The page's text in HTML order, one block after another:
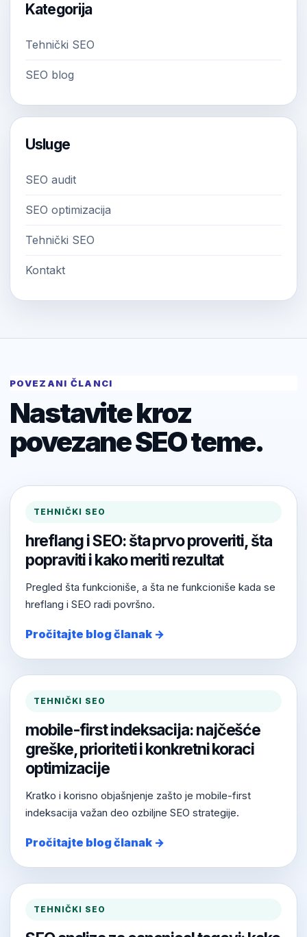
Kategorija
Tehnički SEO
SEO blog
Usluge
SEO audit
SEO optimizacija
Tehnički SEO
Kontakt
POVEZANI ČLANCI
Nastavite kroz
povezane SEO teme.
TEHNIČKI SEO
hreflang i SEO: šta prvo proveriti, šta
popraviti i kako meriti rezultat
Pregled šta funkcioniše, a šta ne funkcioniše kada se
hreflang i SEO radi površno.
Pročitajte blog članak →
TEHNIČKI SEO
mobile-first indeksacija: najčešće
greške, prioriteti i konkretni koraci
optimizacije
Kratko i korisno objašnjenje zašto je mobile-first
indeksacija važan deo ozbiljne SEO strategije.
Pročitajte blog članak →
TEHNIČKI SEO